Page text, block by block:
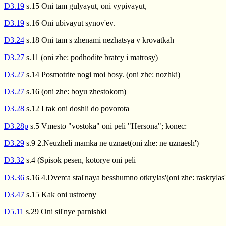
D3.19 s.15 Oni tam gulyayut, oni vypivayut,
D3.19 s.16 Oni ubivayut synov'ev.
D3.24 s.18 Oni tam s zhenami nezhatsya v krovatkah
D3.27 s.11 (oni zhe: podhodite bratcy i matrosy)
D3.27 s.14 Posmotrite nogi moi bosy. (oni zhe: nozhki)
D3.27 s.16 (oni zhe: boyu zhestokom)
D3.28 s.12 I tak oni doshli do povorota
D3.28p s.5 Vmesto "vostoka" oni peli "Hersona"; konec:
D3.29 s.9 2.Neuzheli mamka ne uznaet(oni zhe: ne uznaesh')
D3.32 s.4 (Spisok pesen, kotorye oni peli
D3.36 s.16 4.Dverca stal'naya besshumno otkrylas'(oni zhe:
D3.47 s.15 Kak oni ustroeny
D5.11 s.29 Oni sil'nye parnishki